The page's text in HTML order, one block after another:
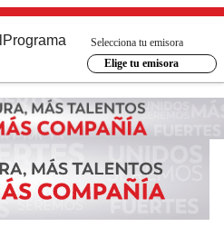
Programa
Selecciona tu emisora
Elige tu emisora